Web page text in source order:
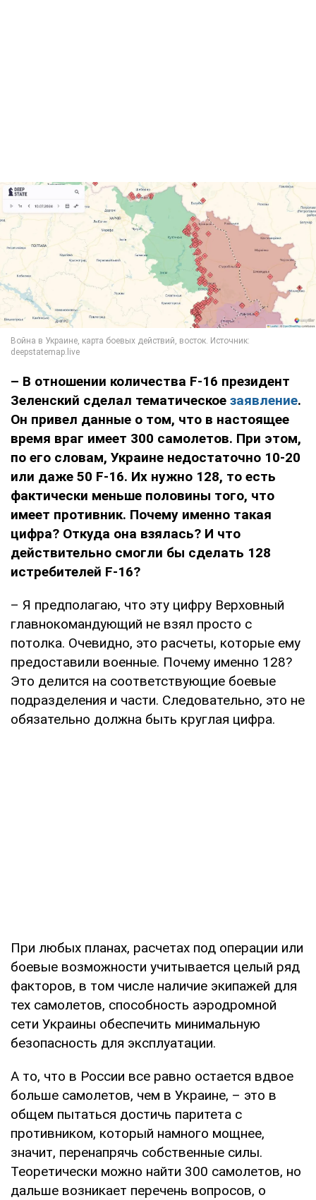
– В отношении количества F-16 президент
Зеленский сделал тематическое заявление.
Он привел данные о том, что в настоящее
время враг имеет 300 самолетов. При этом,
по его словам, Украине недостаточно 10-20
или даже 50 F-16. Их нужно 128, то есть
фактически меньше половины того, что
имеет противник. Почему именно такая
цифра? Откуда она взялась? И что
действительно смогли бы сделать 128
истребителей F-16?
– Я предполагаю, что эту цифру Верховный
главнокомандующий не взял просто с
потолка. Очевидно, это расчеты, которые ему
предоставили военные. Почему именно 128?
Это делится на соответствующие боевые
подразделения и части. Следовательно, это не
обязательно должна быть круглая цифра.
При любых планах, расчетах под операции или
боевые возможности учитывается целый ряд
факторов, в том числе наличие экипажей для
тех самолетов, способность аэродромной
сети Украины обеспечить минимальную
безопасность для эксплуатации.
А то, что в России все равно остается вдвое
больше самолетов, чем в Украине, – это в
общем пытаться достичь паритета с
противником, который намного мощнее,
значит, перенапрячь собственные силы.
Теоретически можно найти 300 самолетов, но
дальше возникает перечень вопросов, о